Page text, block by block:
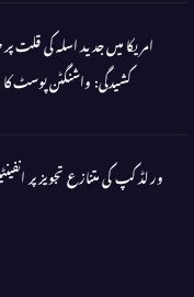
امریکا میں جدید اسلہ کی
کشیدگی: واشنگٹن پوسٹ
ورلڈ کپ کی متنازع تجویز پر